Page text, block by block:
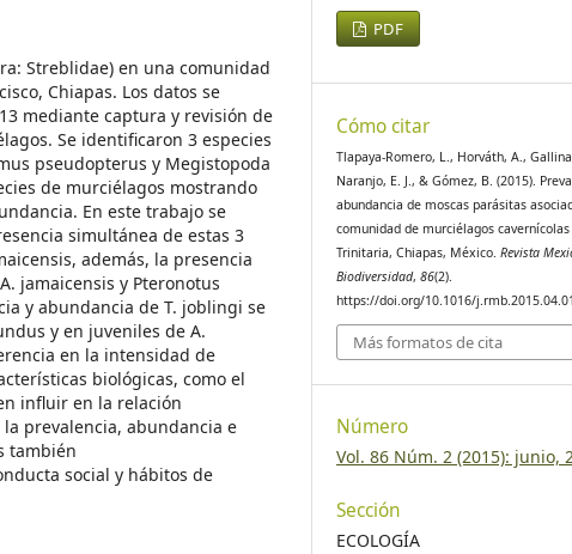
Streblidae) en una comunidad
Chiapas. Los datos se
mediante captura y revisión de
Se identificaron 3 especies
pseudopterus y Megistopoda
de murciélagos mostrando
En este trabajo se
simultánea de estas 3
además, la presencia
jamaicensis y Pteronotus
y abundancia de T. joblingi se
y en juveniles de A.
en la intensidad de
biológicas, como el
influir en la relación
prevalencia, abundancia e
también
social y hábitos de
PDF
Cómo citar
Tlapaya-Romero, L., Horváth, A.,
Naranjo, E. J., & Gómez, B. (2015).
abundancia de moscas parásitas
comunidad de murciélagos cavernícolas
Trinitaria, Chiapas, México.Revista
Biodiversidad,86(2).
https://doi.org/10.1016/
Más formatos de cita
Número
Vol. 86 Núm. 2 (2015): junio,
Sección
ECOLOGÍA